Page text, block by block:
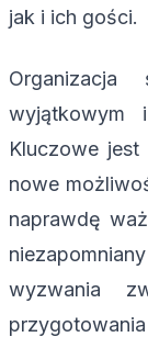
jak i ich gości.
wyjątkowym
Kluczowe
nowe
naprawdę
wyzwania